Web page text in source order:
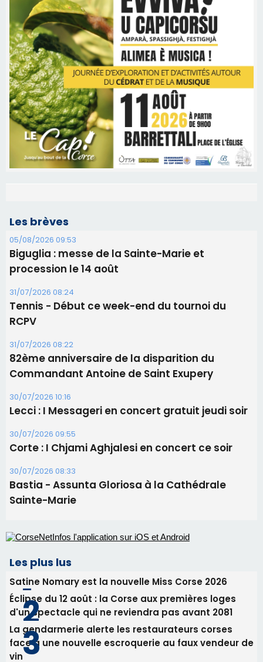
Les brèves
05/08/2026 09:53
Biguglia : messe de la Sainte-Marie et
procession le 14 août
31/07/2026 08:24
Tennis - Début ce week-end du tournoi du
RCPV
31/07/2026 08:22
82ème anniversaire de la disparition du
Commandant Antoine de Saint Exupery
30/07/2026 10:16
30/07/2026 09:55
Corte : I Chjami Aghjalesi en concert ce soir
30/07/2026 08:33
Bastia - Assunta Gloriosa à la Cathédrale
Sainte-Marie